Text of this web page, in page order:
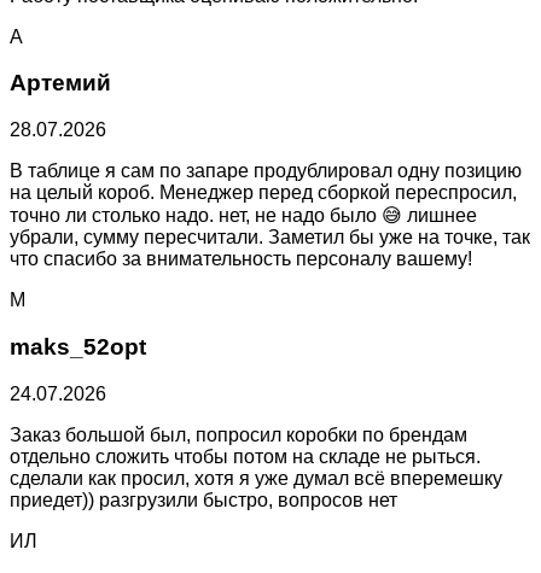
А
Артемий
28.07.2026
В таблице я сам по запаре продублировал одну позицию
на целый короб. Менеджер перед сборкой переспросил,
точно ли столько надо. нет, не надо было 😅 лишнее
убрали, сумму пересчитали. Заметил бы уже на точке, так
что спасибо за внимательность персоналу вашему!
M
maks_52opt
24.07.2026
Заказ большой был, попросил коробки по брендам
отдельно сложить чтобы потом на складе не рыться.
сделали как просил, хотя я уже думал всё вперемешку
приедет)) разгрузили быстро, вопросов нет
ИЛ